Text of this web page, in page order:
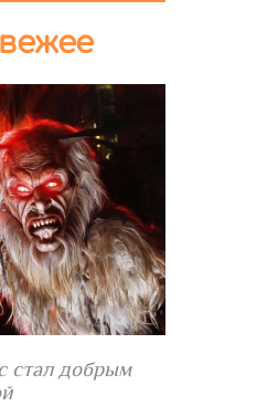
стал добрым